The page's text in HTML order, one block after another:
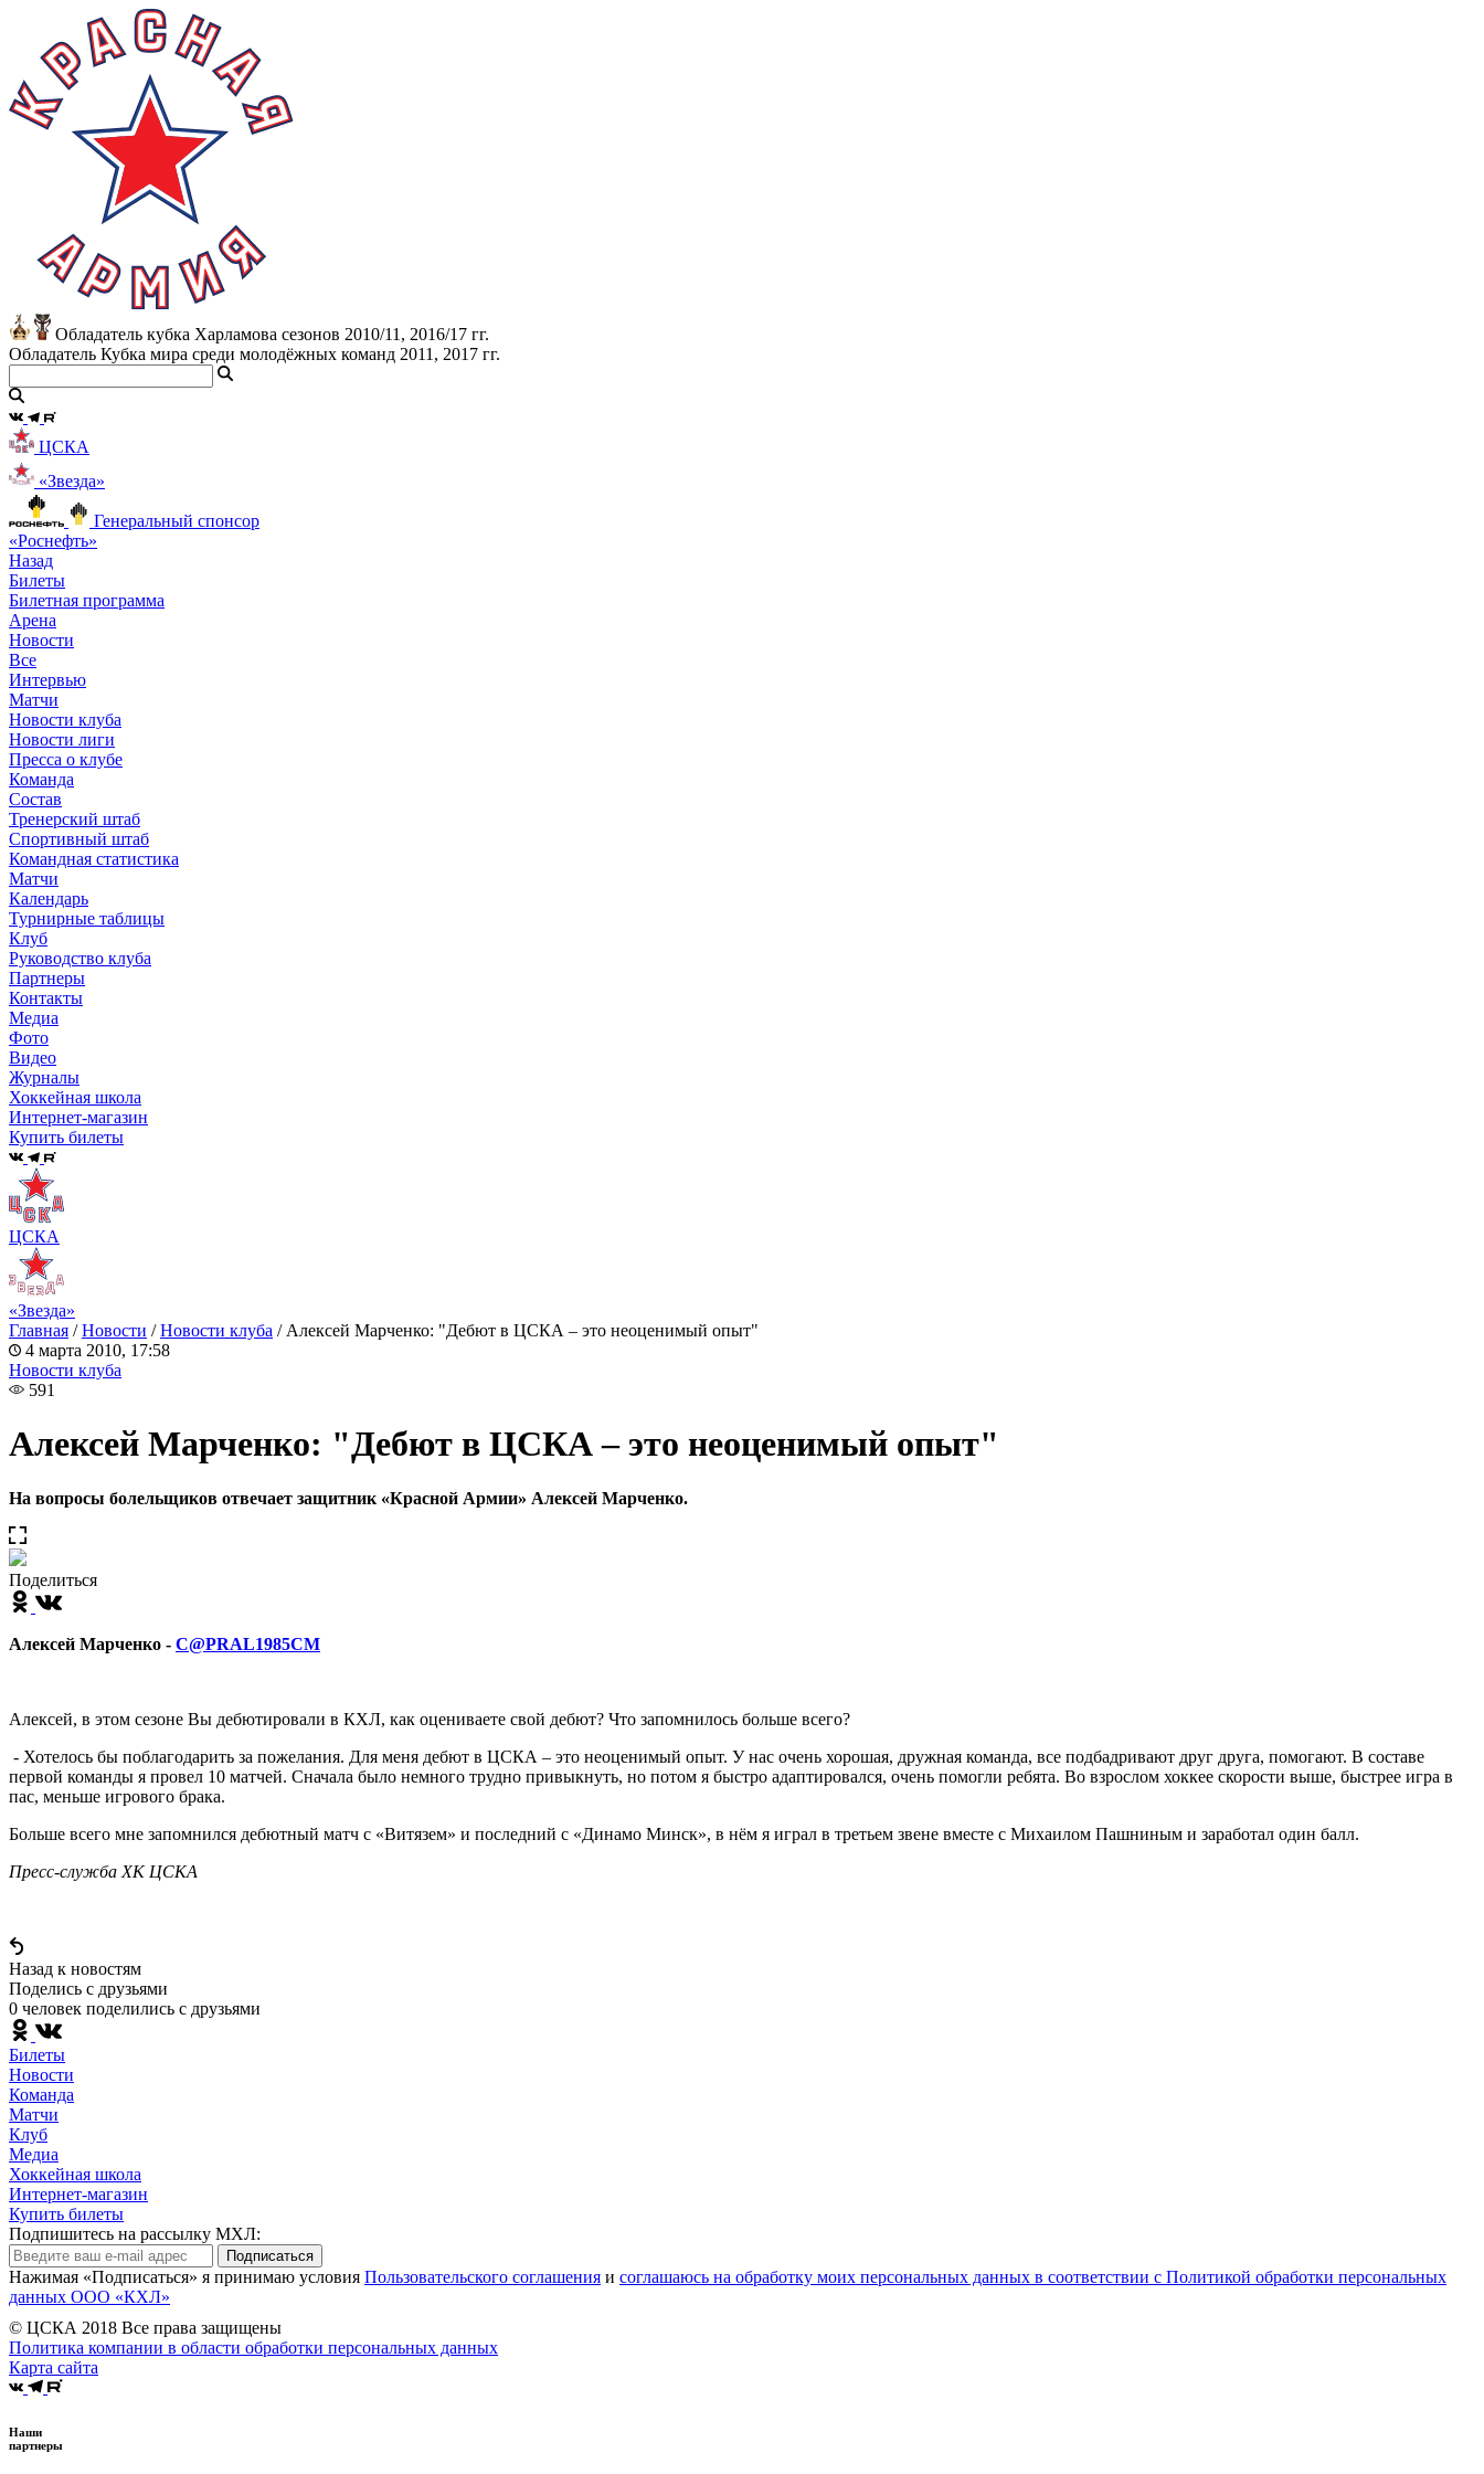
Обладатель кубка Харламова сезонов 2010/11, 2016/17 гг.
Обладатель Кубка мира среди молодёжных команд 2011, 2017 гг.
ЦСКА
«Звезда»
Генеральный спонсор
«Роснефть»
Назад
Билеты
Билетная программа
Арена
Новости
Все
Интервью
Матчи
Новости клуба
Новости лиги
Пресса о клубе
Команда
Состав
Тренерский штаб
Спортивный штаб
Командная статистика
Матчи
Календарь
Турнирные таблицы
Клуб
Руководство клуба
Партнеры
Контакты
Медиа
Фото
Видео
Журналы
Хоккейная школа
Интернет-магазин
Купить билеты
ЦСКА
«Звезда»
Главная /Новости /Новости клуба / Алексей Марченко: "Дебют в ЦСКА – это неоценимый опыт"
4 марта 2010, 17:58
Новости клуба
591
Алексей Марченко: "Дебют в ЦСКА – это неоценимый опыт"
На вопросы болельщиков отвечает защитник «Красной Армии» Алексей Марченко.
Поделиться
Алексей Марченко - С@PRAL1985CM
Алексей, в этом сезоне Вы дебютировали в КХЛ, как оцениваете свой дебют? Что запомнилось больше всего?
- Хотелось бы поблагодарить за пожелания. Для меня дебют в ЦСКА – это неоценимый опыт. У нас очень хорошая, дружная команда, все подбадривают друг друга, помогают. В составе
первой команды я провел 10 матчей. Сначала было немного трудно привыкнуть, но потом я быстро адаптировался, очень помогли ребята. Во взрослом хоккее скорости выше, быстрее игра в
пас, меньше игрового брака.
Больше всего мне запомнился дебютный матч с «Витязем» и последний с «Динамо Минск», в нём я играл в третьем звене вместе с Михаилом Пашниным и заработал один балл.
Пресс-служба ХК ЦСКА
Назад к новостям
Поделись c друзьями
0 человек поделились c друзьями
Билеты
Новости
Команда
Матчи
Клуб
Медиа
Хоккейная школа
Интернет-магазин
Купить билеты
Подпишитесь на рассылку МХЛ:
Подписаться
Нажимая «Подписаться» я принимаю условия Пользовательского соглашения и соглашаюсь на обработку моих персональных данных в соответствии с Политикой обработки персональных
данных ООО «КХЛ»
© ЦСКА 2018 Все права защищены
Политика компании в области обработки персональных данных
Карта сайта
Наши
партнеры